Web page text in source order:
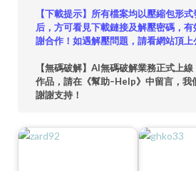
【下載提示】所有檔案均以壓縮包形
后，方可看見下載鏈接及解壓密碼，
謝合作！如遇解壓問題，請看網站頂上
【無碼破解】AI無碼破解業務正式上
作品，請在《幫助–Help》中留言，我
謝謝支持！